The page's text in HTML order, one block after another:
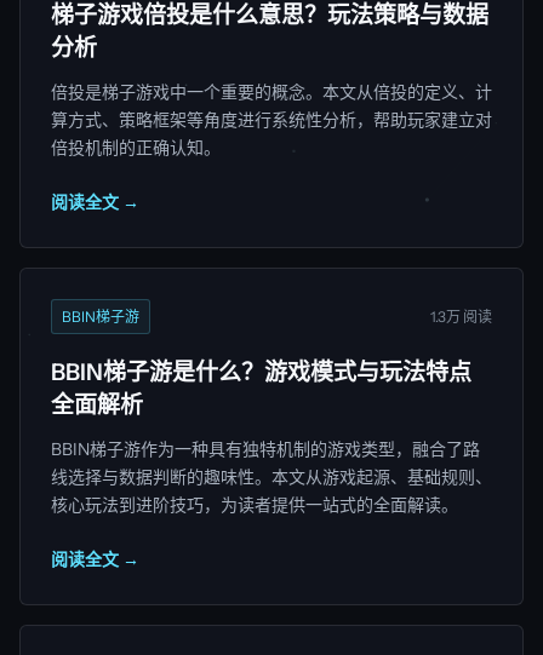
梯子游戏倍投是什么意思？玩法策略与数据
分析
倍投是梯子游戏中一个重要的概念。本文从倍投的定义、计
算方式、策略框架等角度进行系统性分析，帮助玩家建立对
倍投机制的正确认知。
阅读全文 →
BBIN梯子游 1.3万 阅读
BBIN梯子游是什么？游戏模式与玩法特点
全面解析
BBIN梯子游作为一种具有独特机制的游戏类型，融合了路
线选择与数据判断的趣味性。本文从游戏起源、基础规则、
核心玩法到进阶技巧，为读者提供一站式的全面解读。
阅读全文 →